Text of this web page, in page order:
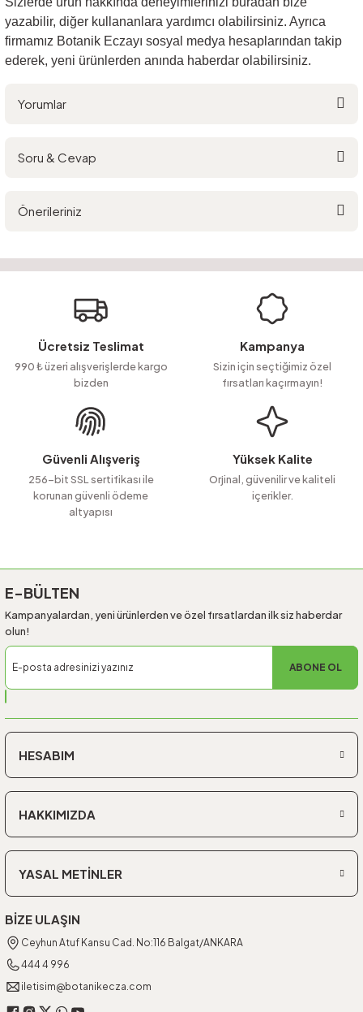
yazabilir, diğer kullananlara yardımcı olabilirsiniz. Ayrıca
firmamız Botanik Eczayı sosyal medya hesaplarından takip
ederek, yeni ürünlerden anında haberdar olabilirsiniz.
Yorumlar
Soru & Cevap
Soru Sor
Önerileriniz
Görüş ve önerileriniz için teşekkür ederiz.
Ürün resmi kalitesiz, bozuk veya görüntülenemiyor.
Ürün açıklamasında eksik bilgiler bulunuyor.
Ürün bilgilerinde hatalar bulunuyor.
Ürün fiyatı diğer sitelerden daha pahalı.
Bu ürüne benzer farklı alternatifler olmalı.
Ücretsiz Teslimat
990 ₺ üzeri alışverişlerde kargo
bizden
Kampanya
Sizin için seçtiğimiz özel
fırsatları kaçırmayın!
Güvenli Alışveriş
256-bit SSL sertifikası ile
korunan güvenli ödeme
altyapısı
Yüksek Kalite
Orjinal, güvenilir ve kaliteli
içerikler.
E-BÜLTEN
Kampanyalardan, yeni ürünlerden ve özel fırsatlardan ilk siz haberdar
olun!
ABONE OL
HESABIM
HAKKIMIZDA
YASAL METİNLER
BİZE ULAŞIN
Ceyhun Atuf Kansu Cad. No:116 Balgat/ANKARA
444 4 996
iletisim@botanikecza.com